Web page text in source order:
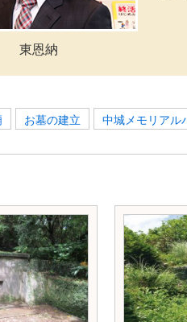
東恩納
お墓の建立 中城メモリアル